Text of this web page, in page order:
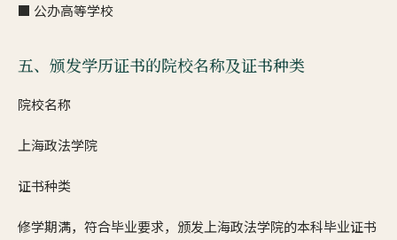
■ 公办高等学校
五、颁发学历证书的院校名称及证书种类
院校名称
上海政法学院
证书种类
修学期满，符合毕业要求，颁发上海政法学院的本科毕业证书